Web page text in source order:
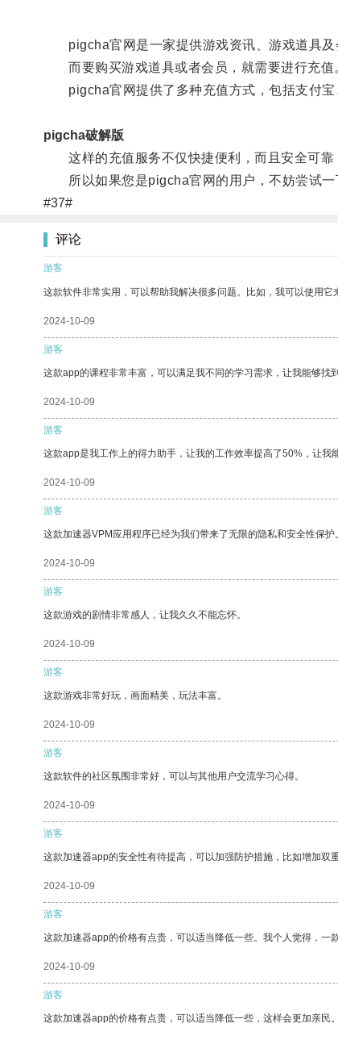
pigcha官网是一家提供游戏资讯、游戏道具及
而要购买游戏道具或者会员，就需要进行充值
pigcha官网提供了多种充值方式，包括支付宝
pigcha破解版
这样的充值服务不仅快捷便利，而且安全可靠
所以如果您是pigcha官网的用户，不妨尝试一
#37#
评论
游客
这款软件非常实用，可以帮助我解决很多问题。比如，我可以使用它
2024-10-09
游客
这款app的课程非常丰富，可以满足我不同的学习需求，让我能够找
2024-10-09
游客
这款app是我工作上的得力助手，让我的工作效率提高了50%，让我
2024-10-09
游客
这款加速器VPM应用程序已经为我们带来了无限的隐私和安全性保护。
2024-10-09
游客
这款游戏的剧情非常感人，让我久久不能忘怀。
2024-10-09
游客
这款游戏非常好玩，画面精美，玩法丰富。
2024-10-09
游客
这款软件的社区氛围非常好，可以与其他用户交流学习心得。
2024-10-09
游客
这款加速器app的安全性有待提高，可以加强防护措施，比如增加双重
2024-10-09
游客
这款加速器app的价格有点贵，可以适当降低一些。我个人觉得，一
2024-10-09
游客
这款加速器app的价格有点贵，可以适当降低一些，这样会更加亲民。